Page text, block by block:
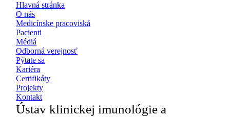
Hlavná stránka
O nás
Medicínske pracoviská
Pacienti
Médiá
Odborná verejnosť
Pýtate sa
Kariéra
Certifikáty
Projekty
Kontakt
Ústav klinickej imunológie a